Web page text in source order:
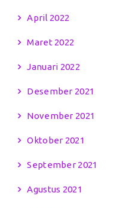
April 2022
Maret 2022
Januari 2022
Desember 2021
November 2021
Oktober 2021
September 2021
Agustus 2021